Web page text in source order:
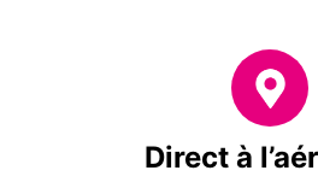
Direct à